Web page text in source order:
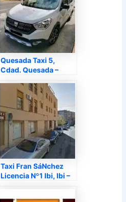
Quesada Taxi 5,
Cdad. Quesada –
Taxi Fran SáNchez
Licencia Nº1 Ibi, Ibi –